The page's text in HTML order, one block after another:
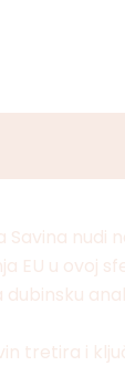
nudi
u ovoj
tretira i